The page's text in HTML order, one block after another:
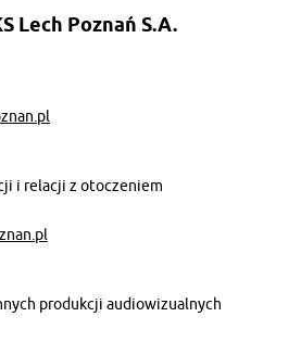
Lech Poznań S.A.
i relacji z otoczeniem
produkcji audiowizualnych